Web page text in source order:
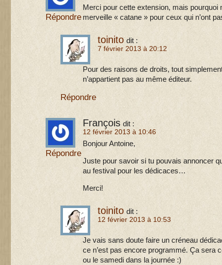
Merci pour cette extension, mais pourquoi
merveille « catane » pour ceux qui n’ont
Répondre
toinito dit :
7 février 2013 à 20:12
Pour des raisons de droits, tout
n’appartient pas au même éditeur.
Répondre
François dit :
12 février 2013 à 10:46
Bonjour Antoine,
Juste pour savoir si tu pouvais annoncer
au festival pour les dédicaces…
Merci!
Répondre
toinito dit :
12 février 2013 à 10:53
Je vais sans doute faire un créneau
ce n’est pas encore programmé. Ça sera
ou le samedi dans la journée :)